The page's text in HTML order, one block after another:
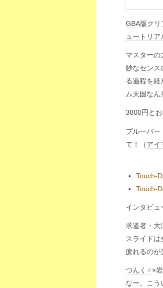
GBA版ク
ュートリア
マスターの
妙なセンス
る過程を
ム天国なん
3800円と
ブルーバー
て！（アイ
Touch-
Touch-
インタビュ
求道者・大
スライド
疲れるのが
つんく♂ ×
なー。こう